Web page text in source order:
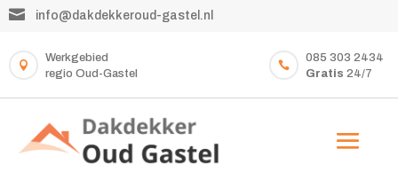
 info@dakdekkeroud-gastel.nl

Werkgebied
regio Oud-Gastel

085 303 2434
Gratis 24/7